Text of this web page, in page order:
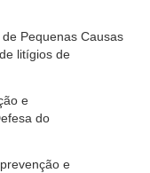
Pequenas Causas
litígios de
e
do
e